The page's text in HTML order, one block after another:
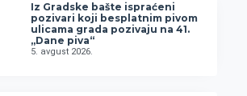
Iz Gradske bašte ispraćeni
pozivari koji besplatnim pivom
ulicama grada pozivaju na 41.
„Dane piva“
5. avgust 2026.